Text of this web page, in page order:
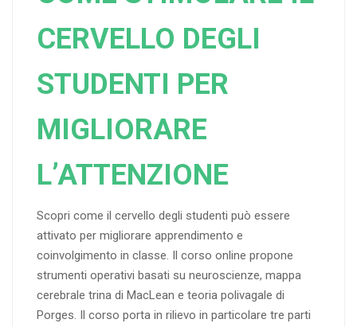
CERVELLO DEGLI
STUDENTI PER
MIGLIORARE
L’ATTENZIONE
Scopri come il cervello degli studenti può essere
attivato per migliorare apprendimento e
coinvolgimento in classe. Il corso online propone
strumenti operativi basati su neuroscienze, mappa
cerebrale trina di MacLean e teoria polivagale di
Porges. Il corso porta in rilievo in particolare tre parti